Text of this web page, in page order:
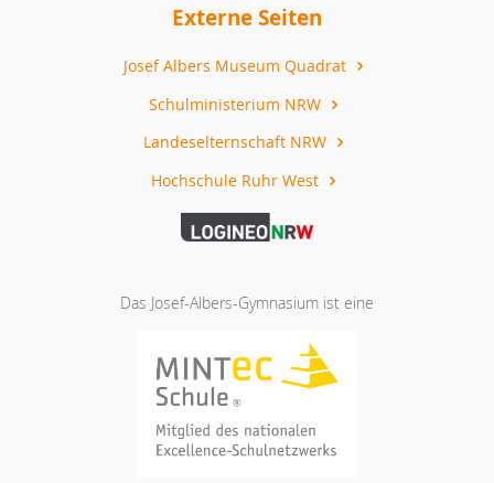
Externe Seiten
Josef Albers Museum Quadrat
Schulministerium NRW
Landeselternschaft NRW
Hochschule Ruhr West
Das Josef-Albers-Gymnasium ist eine